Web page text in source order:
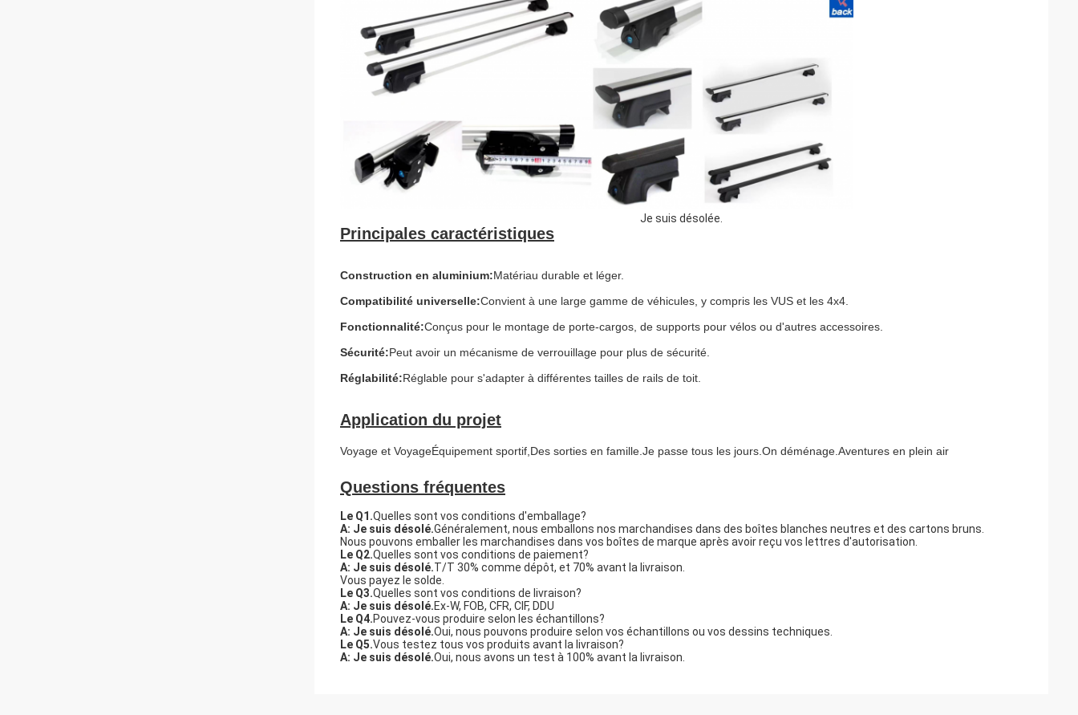
Je suis désolée.
Principales caractéristiques
Construction en aluminium:Matériau durable et léger.
Compatibilité universelle:Convient à une large gamme de véhicules, y compris les VUS et les 4x4.
Fonctionnalité:Conçus pour le montage de porte-cargos, de supports pour vélos ou d'autres accessoires.
Sécurité:Peut avoir un mécanisme de verrouillage pour plus de sécurité.
Réglabilité:Réglable pour s'adapter à différentes tailles de rails de toit.
Application du projet
Voyage et VoyageÉquipement sportif, Des sorties en famille. Je passe tous les jours. On déménage. Aventures en plein air
Questions fréquentes
Le Q1.Quelles sont vos conditions d'emballage?
A: Je suis désolé.Généralement, nous emballons nos marchandises dans des boîtes blanches neutres et des cartons bruns.
Nous pouvons emballer les marchandises dans vos boîtes de marque après avoir reçu vos lettres d'autorisation.
Le Q2.Quelles sont vos conditions de paiement?
A: Je suis désolé.T/T 30% comme dépôt, et 70% avant la livraison.
Vous payez le solde.
Le Q3.Quelles sont vos conditions de livraison?
A: Je suis désolé.Ex-W, FOB, CFR, CIF, DDU
Le Q4.Pouvez-vous produire selon les échantillons?
A: Je suis désolé.Oui, nous pouvons produire selon vos échantillons ou vos dessins techniques.
Le Q5.Vous testez tous vos produits avant la livraison?
A: Je suis désolé.Oui, nous avons un test à 100% avant la livraison.